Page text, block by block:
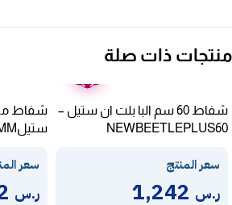
منتجات ذات صلة
شفاط 60 سم البا بلت ان ستيل –
NEWBEETLEPLUS60
سعر المنتج
ر.س
ستيلHEE96(600MM)
سعر
ر.س